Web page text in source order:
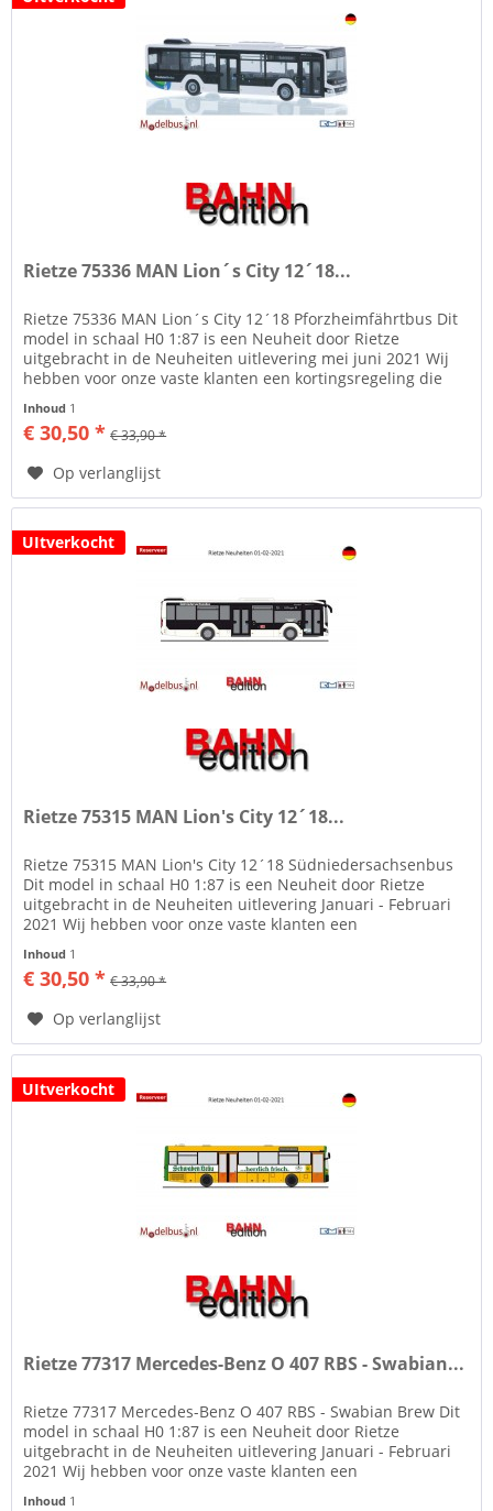
Rietze 75336 MAN Lion´s City 12´18...
Rietze 75336 MAN Lion´s City 12´18 Pforzheimfährtbus Dit
model in schaal H0 1:87 is een Neuheit door Rietze
uitgebracht in de Neuheiten uitlevering mei juni 2021 Wij
hebben voor onze vaste klanten een kortingsregeling die
Inhoud 1
€ 30,50 * € 33,90 *
Op verlanglijst
UItverkocht
Rietze 75315 MAN Lion's City 12´18...
Rietze 75315 MAN Lion's City 12´18 Südniedersachsenbus
Dit model in schaal H0 1:87 is een Neuheit door Rietze
uitgebracht in de Neuheiten uitlevering Januari - Februari
2021 Wij hebben voor onze vaste klanten een
Inhoud 1
€ 30,50 * € 33,90 *
Op verlanglijst
UItverkocht
Rietze 77317 Mercedes-Benz O 407 RBS - Swabian...
Rietze 77317 Mercedes-Benz O 407 RBS - Swabian Brew Dit
model in schaal H0 1:87 is een Neuheit door Rietze
uitgebracht in de Neuheiten uitlevering Januari - Februari
2021 Wij hebben voor onze vaste klanten een
Inhoud 1